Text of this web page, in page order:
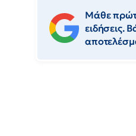
Μάθε
ειδήσεις.